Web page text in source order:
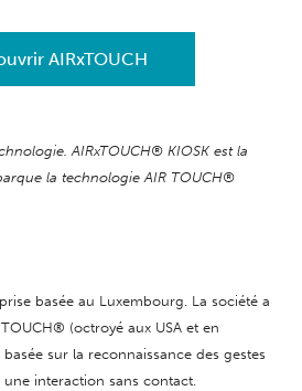
AIRxTOUCH
AIRxTOUCH® KIOSK est la
la technologie AIR TOUCH®
basée au Luxembourg. La société a
(octroyé aux USA et en
sur la reconnaissance des gestes
interaction sans contact.